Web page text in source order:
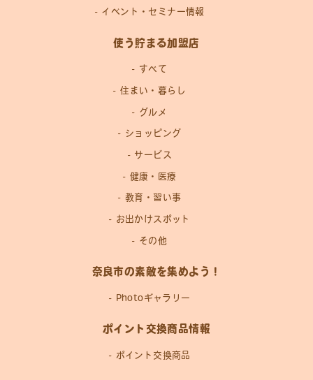
イベント・セミナー情報
使う貯まる加盟店
すべて
住まい・暮らし
グルメ
ショッピング
サービス
健康・医療
教育・習い事
お出かけスポット
その他
奈良市の素敵を集めよう！
Photoギャラリー
ポイント交換商品情報
ポイント交換商品